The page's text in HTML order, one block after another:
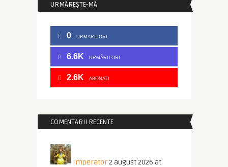
URMĂREȘTE-MĂ
0 URMARITORI
6.6K URMĂRITORI
2.6K ABONATI
COMENTARII RECENTE
Imperator2 august 2026 at